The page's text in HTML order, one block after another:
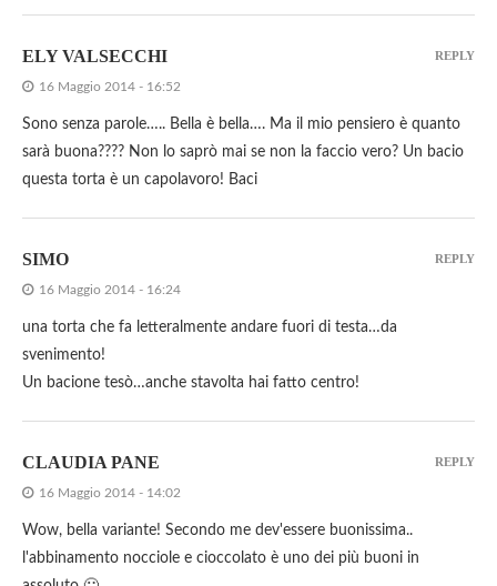
ELY VALSECCHI
16 Maggio 2014 - 16:52
Sono senza parole….. Bella è bella…. Ma il mio pensiero è quanto
sarà buona???? Non lo saprò mai se non la faccio vero? Un bacio
questa torta è un capolavoro! Baci
REPLY
SIMO
16 Maggio 2014 - 16:24
una torta che fa letteralmente andare fuori di testa…da
svenimento!
Un bacione tesò…anche stavolta hai fatto centro!
REPLY
CLAUDIA PANE
16 Maggio 2014 - 14:02
Wow, bella variante! Secondo me dev'essere buonissima..
l'abbinamento nocciole e cioccolato è uno dei più buoni in
REPLY